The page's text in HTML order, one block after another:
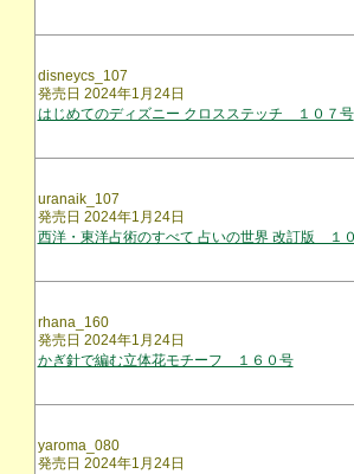
disneycs_107
発売日 2024年1月24日
はじめてのディズニー クロスステッチ １０７号
uranaik_107
発売日 2024年1月24日
西洋・東洋占術のすべて 占いの世界 改訂版 １
rhana_160
発売日 2024年1月24日
かぎ針で編む立体花モチーフ １６０号
yaroma_080
発売日 2024年1月24日